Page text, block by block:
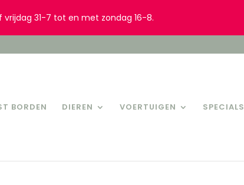
BORDEN DIEREN VOERTUIGEN SPECIALS
31-7 tot en met zondag 16-8.